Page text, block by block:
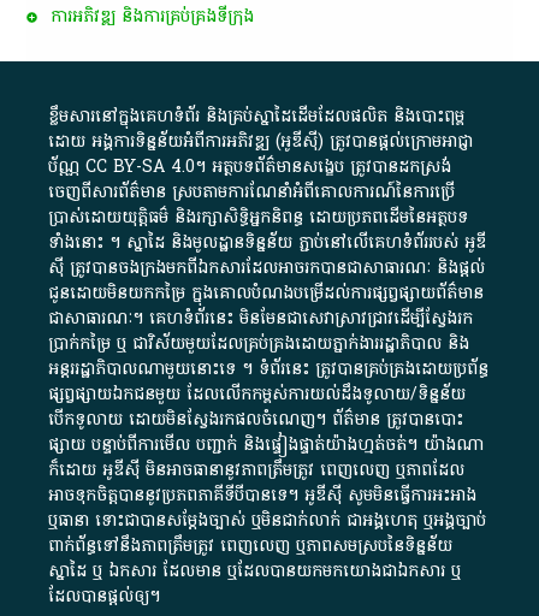
ការអភិវឌ្ឍ និងការគ្រប់គ្រងទីក្រុង
ខ្លឹមសារ​នៅ​ក្នុង​គេហទំព័រ និង​គ្រប់​ស្នា​ដៃ​ដើម​ដែល​ផលិត​ និង​បោះពុម្ព​
ដោយ​ អង្គការ​ទិន្នន័យ​អំពី​ការអភិវឌ្ឍ​​ (អូ​ឌី​ស៊ី)​ ត្រូវ​បាន​ផ្តល់​ក្រោម​អាជ្ញា
ប័ណ្ណ​CC BY-SA 4.0។​ អត្ថបទ​ព័ត៌មាន​សង្ខេប​ ត្រូវ​បាន​ដកស្រង់​
ចេញពី​សារព័ត៌មាន ស្របតាមការ​ណែនាំ​អំពី​គោលការណ៍​នៃ​ការ​ប្រើ
ប្រាស់​ដោយ​យុត្តិធម៌​ និង​រក្សាសិទ្ធិអ្នកនិពន្ធ ដោយ​ប្រភពដើម​នៃ​​អត្ថបទ
ទាំង​នោះ​ ។​ ស្នាដៃ​ និង​មូលដ្ឋាន​ទិន្នន័យ ​ភ្ជាប់​នៅ​លើ​គេហទំព័រ​របស់​ អូ​ឌី​
ស៊ី​ ត្រូវ​បាន​ចងក្រង​មក​ពី​ឯកសារ​ដែល​អាច​រក​បានជា​សាធារណៈ​ និង​ផ្តល់​
ជូន​ដោយ​មិន​យក​កម្រៃ​ ក្នុង​គោលបំណង​បម្រើ​ដល់ការ​ផ្សព្វផ្សាយ​ព័ត៌មាន​
ជា​សាធារណៈ​។​ គេហទំព័រ​នេះ​ មិនមែន​ជា​សេវា​ស្រាវជ្រាវ​ដើម្បី​ស្វែងរក
ប្រាក់​កម្រៃ​ ឬ​ ជា​វិស័យ​មួយ​ដែល​គ្រប់គ្រង​ដោយ​ភ្នាក់ងារ​រដ្ឋាភិបាល​ និង ​
អន្តររដ្ឋាភិបាល​ណាមួយ​នោះ​ទេ ​។​ ទំព័រ​នេះ​ ត្រូវ​បាន​គ្រប់គ្រង​ដោយ​ប្រព័ន្ធ​
ផ្សព្វផ្សាយ​ឯកជន​មួយ​ ដែល​លើកកម្ពស់​ការ​យល់​ដឹង​ទូលាយ​/​ទិន្នន័យ​
បើក​ទូលាយ​ ដោយ​មិនស្វែង​រក​ផល​ចំណេញ​។​ ព័ត៌មាន​ ត្រូវ​បាន​បោះ
ផ្សាយ​ បន្ទាប់​ពី​ការ​មើល​ បញ្ជាក់​ និង​ផ្ទៀងផ្ទាត់​យ៉ាង​ហ្មត់ចត់​។​ យ៉ាងណា​
ក៏​ដោយ​ អូ​ឌី​ស៊ី​ មិន​អាច​ធានា​នូវ​ភាព​ត្រឹមត្រូវ​ ពេញលេញ​ ឬ​ភាព​ដែល​
អាច​ទុកចិត្ត​បាននូវ​ប្រភព​ភាគី​ទី​បី​បាន​ទេ​។​ អូ​ឌី​ស៊ី​ សូម​មិន​ធ្វើការ​អះអាង​
ឬ​ធានា​ ទោះជា​បាន​សម្តែង​ច្បាស់​ ឬ​មិន​ជាក់លាក់​ ជា​អង្គហេតុ​ ឬ​អង្គច្បាប់​
ពាក់ព័ន្ធ​ទៅ​នឹង​ភាព​ត្រឹមត្រូវ​ ពេញលេញ​ ឬ​ភាព​សម​ស្រប​នៃ​ទិន្នន័យ​
ស្នាដៃ​ ឬ​ ឯកសារ​ ដែល​មាន​ ឬ​ដែល​បាន​យក​មក​យោង​ជា​ឯកសារ​ ឬ​
ដែល​បាន​ផ្តល់​ឲ្យ​។